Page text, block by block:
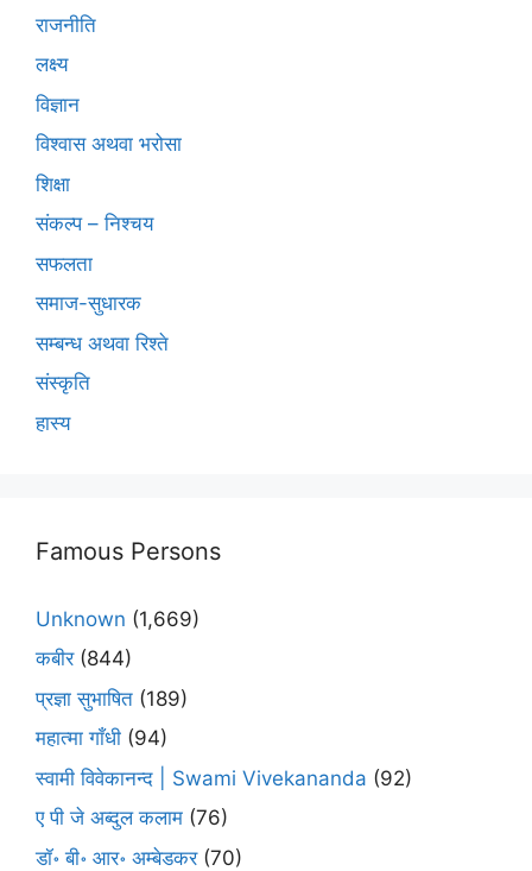
राजनीति
लक्ष्य
विज्ञान
विश्वास अथवा भरोसा
शिक्षा
संकल्प – निश्चय
सफलता
समाज-सुधारक
सम्बन्ध अथवा रिश्ते
संस्कृति
हास्य
Famous Persons
Unknown (1,669)
कबीर(844)
प्रज्ञा सुभाषित (189)
महात्मा गाँधी (94)
स्वामी विवेकानन्द | Swami Vivekananda (92)
ए पी जे अब्दुल कलाम (76)
डॉ॰ बी॰ आर॰ अम्बेडकर(70)